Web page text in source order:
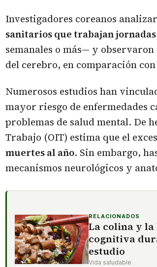
Investigadores coreanos
sanitarios que trabajan
semanales o más— y
del cerebro, en comparación
Numerosos estudios han
mayor riesgo de enfermedades
problemas de salud mental. De
Trabajo (OIT) estima que el
muertes al año. Sin embargo,
mecanismos neurológicos y
RELACIONADOS
La colina y
cognitiva
estudio
Vida saludable